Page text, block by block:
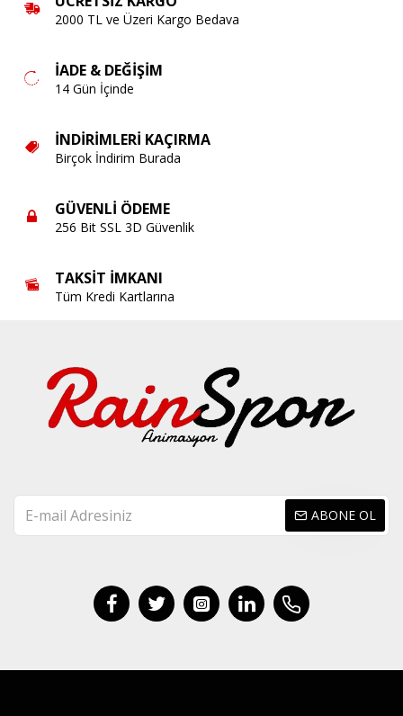
2000 TL ve Üzeri Kargo Bedava
İADE & DEĞIŞIM
14 Gün İçinde
İNDIRIMLERI KAÇIRMA
Birçok İndirim Burada
GÜVENLI ÖDEME
256 Bit SSL 3D Güvenlik
TAKSIT İMKANI
Tüm Kredi Kartlarına
ABONE OL